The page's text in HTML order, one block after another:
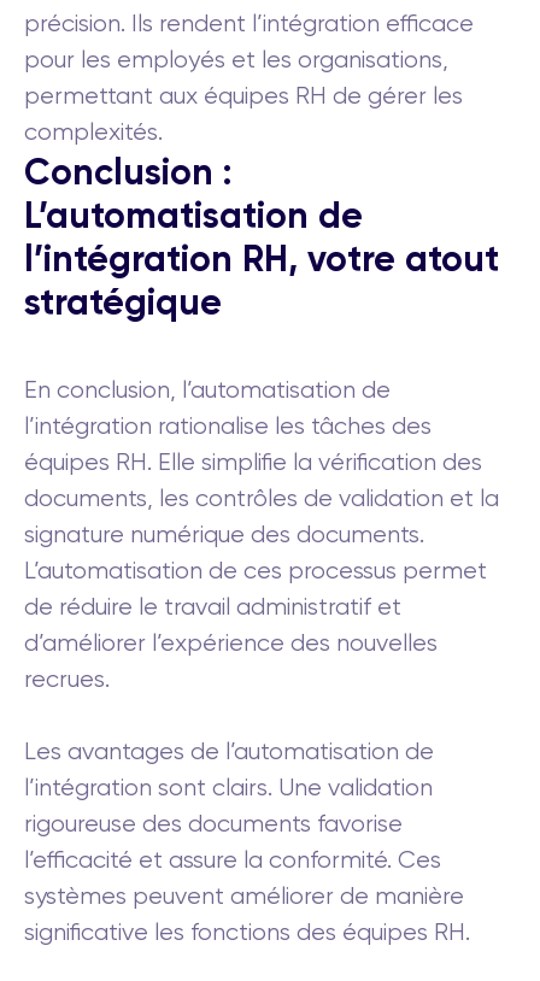
précision. Ils rendent l’intégration efficace
pour les employés et les organisations,
permettant aux équipes RH de gérer les
complexités.
Conclusion :
L’automatisation de
l’intégration RH, votre atout
stratégique
En conclusion, l’automatisation de
l’intégration rationalise les tâches des
équipes RH. Elle simplifie la vérification des
documents, les contrôles de validation et la
signature numérique des documents.
L’automatisation de ces processus permet
de réduire le travail administratif et
d’améliorer l’expérience des nouvelles
recrues.
Les avantages de l’automatisation de
l’intégration sont clairs. Une validation
rigoureuse des documents favorise
l’efficacité et assure la conformité. Ces
systèmes peuvent améliorer de manière
significative les fonctions des équipes RH.